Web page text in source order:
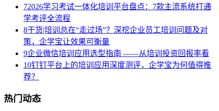
72026学习考试一体化培训平台盘点：7款主流系统打通
学考评全流程
8干货|培训总在“走过场”？深挖企业员工培训问题及对
策，企学宝让效果可衡量
9企业微信培训应用选型指南 ——从培训投资回报率看
10钉钉平台上的培训应用深度测评，企学宝为何值得推
荐？
热门动态